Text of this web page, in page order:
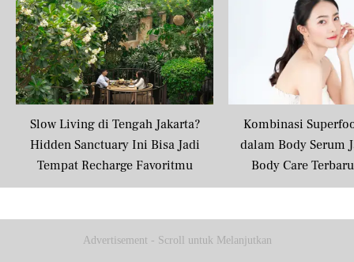
Slow Living di Tengah Jakarta?
Hidden Sanctuary Ini Bisa Jadi
Tempat Recharge Favoritmu
Kombinasi
dalam Body Serum
Body Care
Masyarakat
Advertisement - Scroll untuk Melanjutkan